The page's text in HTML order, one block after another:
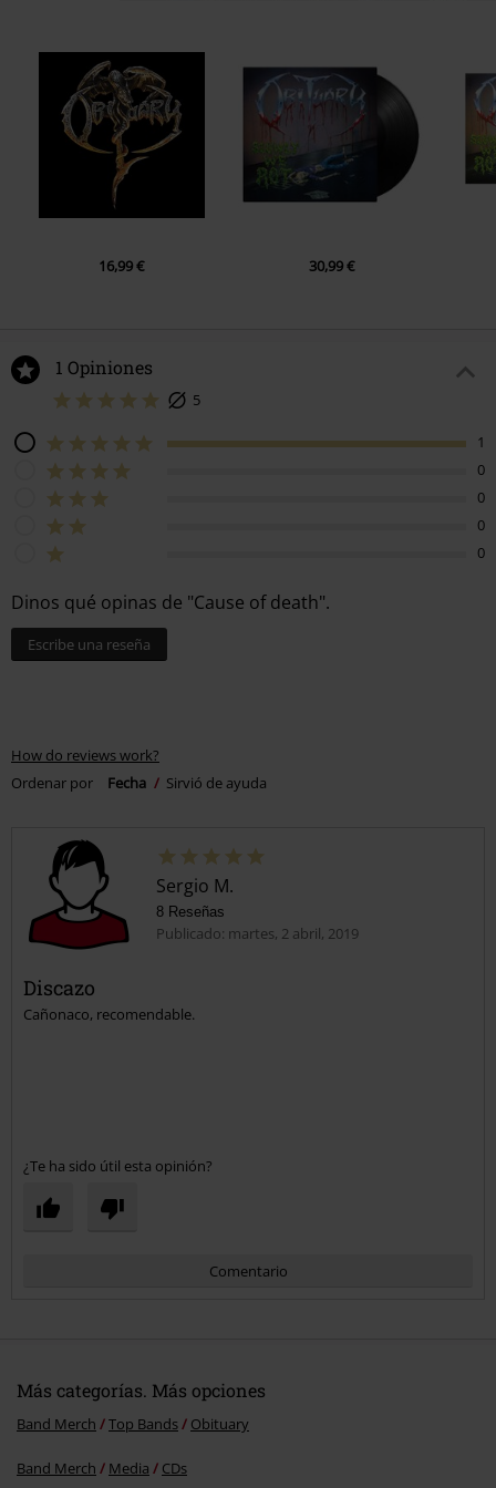
Find the arise
Cause of death
Memories remain
Turned inside out
Memories remain (Demo Version)
16,99 € 30,99 €
1 Opiniones
5
1
0
0
0
0
Dinos qué opinas de "Cause of death".
Escribe una reseña
How do reviews work?
Ordenar por
Fecha Sirvió de ayuda
Sergio M.
8 Reseñas
Publicado: martes, 2 abril, 2019
Discazo
Cañonaco, recomendable.
¿Te ha sido útil esta opinión?
Comentario
Más categorías. Más opciones
Band Merch Top Bands Obituary
Band Merch Media CDs